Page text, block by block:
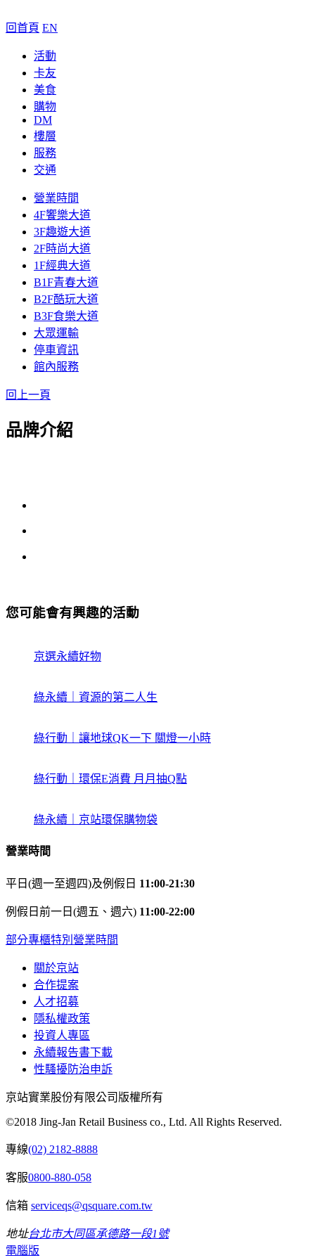
回首頁 EN
活動
卡友
美食
購物
DM
樓層
服務
交通
營業時間
4F饗樂大道
3F趣遊大道
2F時尚大道
1F經典大道
B1F青春大道
B2F酷玩大道
B3F食樂大道
大眾運輸
停車資訊
館內服務
回上一頁
品牌介紹
您可能會有興趣的活動
京選永續好物
綠永續｜資源的第二人生
綠行動｜讓地球QK一下 關燈一小時
綠行動｜環保E消費 月月抽Q點
綠永續｜京站環保購物袋
營業時間
平日(週一至週四)及例假日 11:00-21:30
例假日前一日(週五、週六) 11:00-22:00
部分專櫃特別營業時間
關於京站
合作提案
人才招募
隱私權政策
投資人專區
永續報告書下載
性騷擾防治申訴
京站實業股份有限公司版權所有
©2018 Jing-Jan Retail Business co., Ltd. All Rights Reserved.
專線(02) 2182-8888
客服0800-880-058
信箱 serviceqs@qsquare.com.tw
地址台北市大同區承德路一段1號
電腦版